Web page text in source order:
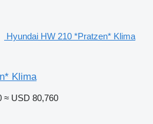
Hyundai HW 210 *Pratzen* Klima
Klima
≈ USD 80,760